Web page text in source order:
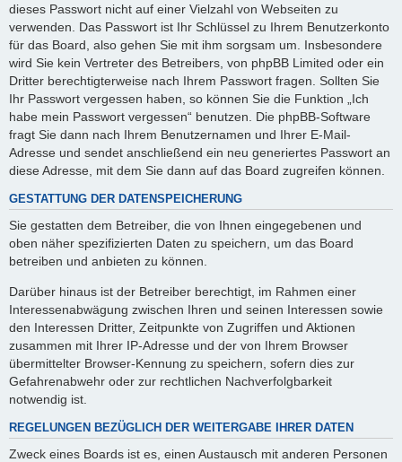
dieses Passwort nicht auf einer Vielzahl von Webseiten zu
verwenden. Das Passwort ist Ihr Schlüssel zu Ihrem Benutzerkonto
für das Board, also gehen Sie mit ihm sorgsam um. Insbesondere
wird Sie kein Vertreter des Betreibers, von phpBB Limited oder ein
Dritter berechtigterweise nach Ihrem Passwort fragen. Sollten Sie
Ihr Passwort vergessen haben, so können Sie die Funktion „Ich
habe mein Passwort vergessen“ benutzen. Die phpBB-Software
fragt Sie dann nach Ihrem Benutzernamen und Ihrer E-Mail-
Adresse und sendet anschließend ein neu generiertes Passwort an
diese Adresse, mit dem Sie dann auf das Board zugreifen können.
GESTATTUNG DER DATENSPEICHERUNG
Sie gestatten dem Betreiber, die von Ihnen eingegebenen und
oben näher spezifizierten Daten zu speichern, um das Board
betreiben und anbieten zu können.
Darüber hinaus ist der Betreiber berechtigt, im Rahmen einer
Interessenabwägung zwischen Ihren und seinen Interessen sowie
den Interessen Dritter, Zeitpunkte von Zugriffen und Aktionen
zusammen mit Ihrer IP-Adresse und der von Ihrem Browser
übermittelter Browser-Kennung zu speichern, sofern dies zur
Gefahrenabwehr oder zur rechtlichen Nachverfolgbarkeit
notwendig ist.
REGELUNGEN BEZÜGLICH DER WEITERGABE IHRER DATEN
Zweck eines Boards ist es, einen Austausch mit anderen Personen